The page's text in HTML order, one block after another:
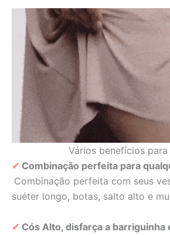
Vários benefícios para
✔︎ Combinação perfeita para
Combinação perfeita com seus
suéter longo, botas, salto alto e
✔︎ Cós Alto, disfarça a barriguinha